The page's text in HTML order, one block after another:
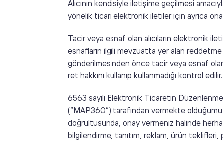
Alıcının kendisiyle iletişime geçilmesi
yönelik ticari elektronik iletiler için ayrıca
Tacir veya esnaf olan alıcıların elektronik
esnafların ilgili mevzuatta yer alan reddetme
gönderilmesinden önce tacir veya esnaf olan
ret hakkını kullanıp kullanmadığı kontrol edilir.
6563 sayılı Elektronik Ticaretin
(“MAP360”) tarafından vermekte
doğrultusunda, onay vermeniz halinde
bilgilendirme, tanıtım, reklam, ürün teklifleri,